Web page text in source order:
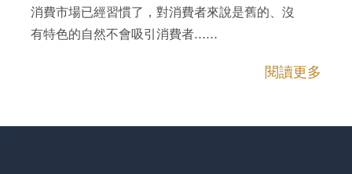
消費市場已經習慣了，對消費者來說是舊的、沒
有特色的自然不會吸引消費者......
閱讀更多